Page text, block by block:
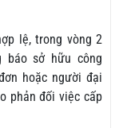
lệ, trong vòng 2
báo sở hữu công
hoặc người đại
phản đối việc cấp